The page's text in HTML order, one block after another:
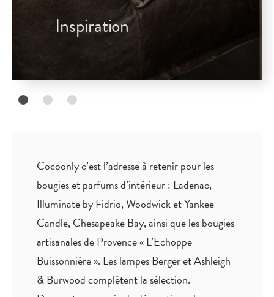
Inspiration
Cocoonly c’est l’adresse à retenir pour les
bougies et parfums d’intérieur : Ladenac,
Illuminate by Fidrio, Woodwick et Yankee
Candle, Chesapeake Bay, ainsi que les bougies
artisanales de Provence « L’Echoppe
Buissonnière ». Les lampes Berger et Ashleigh
& Burwood complètent la sélection.